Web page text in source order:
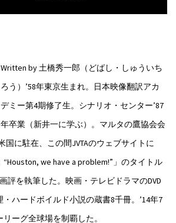
Written by 土橋秀一郎（どばし・しゅういち
ろう） ’58年東京生まれ。日本映像翻訳アカ
デミー第4期修了生。シナリオ・センター’87
年卒業（新井一に学ぶ）。マルタの鷹協会会
国に駐在、この間JVTAのウェブサイトに
“Houston, we have a problem!”」のタイトル
評を執筆した。映画・テレビドラマのDVD
ハードボイルド小説の蔵書8千冊。’14年7
ーグ全球場を制覇した。